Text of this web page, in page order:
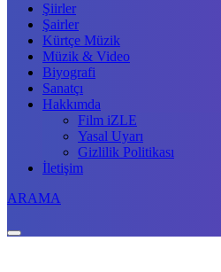
Şiirler
Şairler
Kürtçe Müzik
Müzik & Video
Biyografi
Sanatçı
Hakkımda
Film iZLE
Yasal Uyarı
Gizlilik Politikası
İletişim
ARAMA